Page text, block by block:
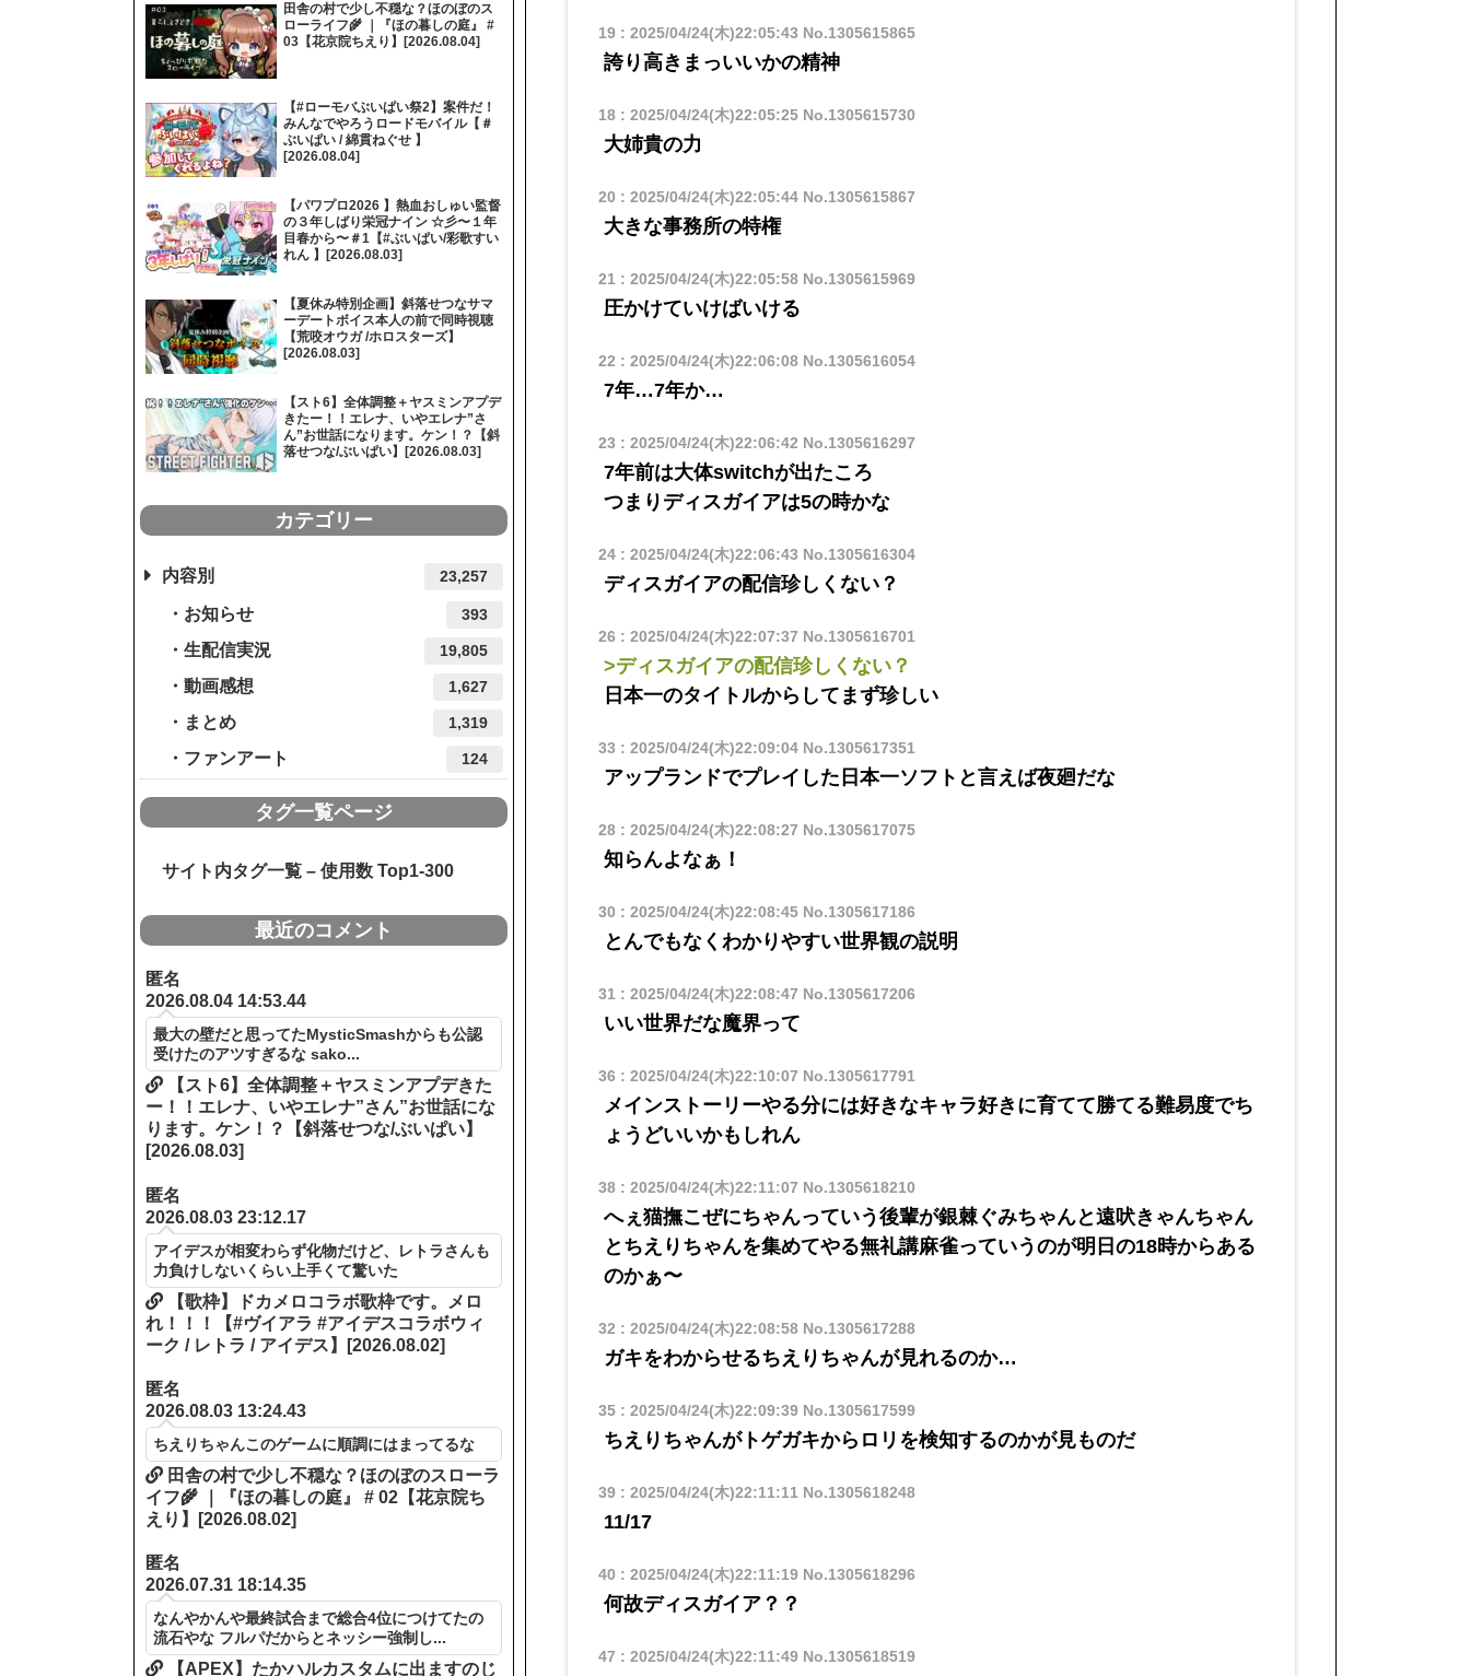
19: 2025/04/24(木)22:05:43 No.1305615865
誇り高きまっいいかの精神
18: 2025/04/24(木)22:05:25No.1305615730
大姉貴の力
20 : 2025/04/24(木)22:05:44No.1305615867
大きな事務所の特権
21 : 2025/04/24(木)22:05:58No.1305615969
圧かけていけばいける
22 : 2025/04/24(木)22:06:08No.1305616054
7年…7年か…
23 : 2025/04/24(木)22:06:42 No.1305616297
7年前は大体switchが出たころ
つまりディスガイアは5の時かな
24: 2025/04/24(木)22:06:43 No.1305616304
ディスガイアの配信珍しくない？
26 : 2025/04/24(木)22:07:37 No.1305616701
>ディスガイアの配信珍しくない？
日本一のタイトルからしてまず珍しい
33 : 2025/04/24(木)22:09:04No.1305617351
アップランドでプレイした日本一ソフトと言えば夜廻だな
28: 2025/04/24(木)22:08:27 No.1305617075
知らんよなぁ！
30 : 2025/04/24(木)22:08:45No.1305617186
とんでもなくわかりやすい世界観の説明
31 : 2025/04/24(木)22:08:47 No.1305617206
いい世界だな魔界って
36 : 2025/04/24(木)22:10:07 No.1305617791
メインストーリーやる分には好きなキャラ好きに育てて勝てる難易度でち
ょうどいいかもしれん
38: 2025/04/24(木)22:11:07 No.1305618210
へぇ猫撫こぜにちゃんっていう後輩が銀棘ぐみちゃんと遠吠きゃんちゃん
とちえりちゃんを集めてやる無礼講麻雀っていうのが明日の18時からある
のかぁ〜
32 : 2025/04/24(木)22:08:58No.1305617288
ガキをわからせるちえりちゃんが見れるのか…
35: 2025/04/24(木)22:09:39No.1305617599
ちえりちゃんがトゲガキからロリを検知するのかが見ものだ
39: 2025/04/24(木)22:11:11 No.1305618248
11/17
40 : 2025/04/24(木)22:11:19No.1305618296
何故ディスガイア？？
47 : 2025/04/24(木)22:11:49No.1305618519
田舎の村で少し不穏な？ほのぼのス
ローライフ🌾 ｜『ほの暮しの庭』 #
03【花京院ちえり】[2026.08.04]
【#ローモバぶいぱい祭2】案件だ！
みんなでやろうロードモバイル【＃
ぶいぱい / 綿貫ねぐせ 】
[2026.08.04]
【パワプロ2026 】熱血おしゅい監督
の３年しばり栄冠ナイン ☆彡〜１年
目春から〜＃1【#ぶいぱい/彩歌すい
れん 】[2026.08.03]
【夏休み特別企画】斜落せつなサマ
ーデートボイス本人の前で同時視聴
【荒咬オウガ /ホロスターズ】
[2026.08.03]
【スト6】全体調整＋ヤスミンアプデ
きたー！！エレナ、いやエレナ”さ
ん”お世話になります。ケン！？【斜
落せつな/ぶいぱい】[2026.08.03]
カテゴリー
内容別 23,257
お知らせ 393
生配信実況 19,805
動画感想 1,627
まとめ 1,319
ファンアート 124
タグ一覧ページ
サイト内タグ一覧 – 使用数 Top1-300
最近のコメント
匿名
2026.08.04 14:53.44
最大の壁だと思ってたMysticSmashからも公認
受けたのアツすぎるな sako...
【スト6】全体調整＋ヤスミンアプデきた
ー！！エレナ、いやエレナ”さん”お世話にな
ります。ケン！？【斜落せつな/ぶいぱい】
[2026.08.03]
匿名
2026.08.03 23:12.17
アイデスが相変わらず化物だけど、レトラさんも
力負けしないくらい上手くて驚いた
【歌枠】ドカメロコラボ歌枠です。メロ
れ！！！【#ヴイアラ #アイデスコラボウィ
ーク / レトラ / アイデス】[2026.08.02]
匿名
2026.08.03 13:24.43
ちえりちゃんこのゲームに順調にはまってるな
田舎の村で少し不穏な？ほのぼのスローラ
イフ🌾 ｜『ほの暮しの庭』 # 02【花京院ち
えり】[2026.08.02]
匿名
2026.07.31 18:14.35
なんやかんや最終試合まで総合4位につけてたの
流石やな フルパだからとネッシー強制し...
【APEX】たかハルカスタムに出ますのじ